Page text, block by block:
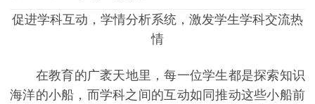
促进学科互动，学情分析系统，激发学生学科交流热
情
在教育的广袤天地里，每一位学生都是探索知识
海洋的小船，而学科之间的互动如同推动这些小船前